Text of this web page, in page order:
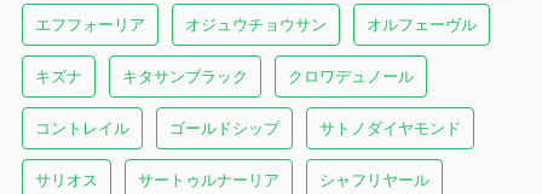
エフフォーリア オジュウチョウサン オルフェーヴル
キズナ キタサンブラック クロワデュノール
コントレイル ゴールドシップ サトノダイヤモンド
サリオス サートゥルナーリア シャフリヤール